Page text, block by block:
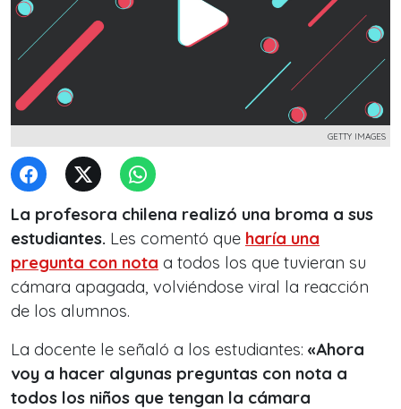
GETTY IMAGES
La profesora chilena realizó una broma a sus
estudiantes. Les comentó que haría una
pregunta con nota a todos los que tuvieran su
cámara apagada, volviéndose viral la reacción
de los alumnos.
La docente le señaló a los estudiantes: «Ahora
voy a hacer algunas preguntas con nota a
todos los niños que tengan la cámara